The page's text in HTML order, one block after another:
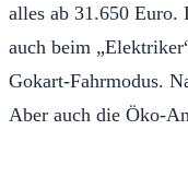
alles ab 31.650
auch beim
Gokart-Fahrmodus.
Aber auch die Öko-